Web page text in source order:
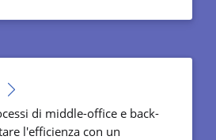
di middle-office e back-
l'efficienza con un